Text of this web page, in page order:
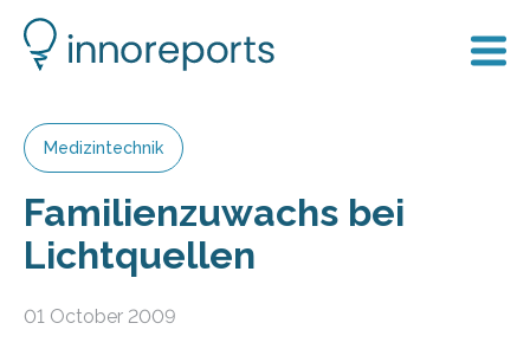
Medizintechnik
Familienzuwachs bei
Lichtquellen
01 October 2009